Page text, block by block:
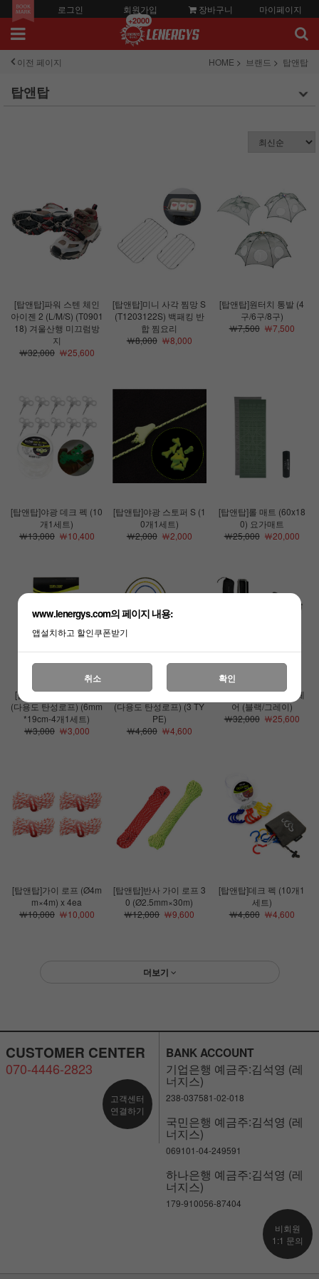
로그인 회원가입
+2000
장바구니 마이페이지
이전 페이지 HOME 브랜드 탑앤탑
탑앤탑
[탑앤탑]파워 스텐 체인
아이젠 2 (L/M/S) (T0901
18) 겨울산행 미끄럼방
지
￦32,000￦25,600
[탑앤탑]미니 사각 찜망 S
(T1203122S) 백패킹 반
합 찜요리
￦8,000￦8,000
[탑앤탑]원터치 통발 (4
구/6구/8구)
￦7,500￦7,500
[탑앤탑]야광 데크 펙 (10
개1세트)
￦13,000￦10,400
[탑앤탑]야광 스토퍼 S (1
0개1세트)
￦2,000￦2,000
[탑앤탑]롤 매트 (60x18
0) 요가매트
￦25,000￦20,000
[탑앤탑]스트래치 코드
(다용도 탄성로프) (6mm
*19cm-4개1세트)
￦3,000￦3,000
[탑앤탑]스트래치 코드
(다용도 탄성로프) (3 TY
PE)
￦4,600￦4,600
[탑앤탑]원터치 폴딩 체
어 (블랙/그레이)
￦32,000￦25,600
[탑앤탑]가이 로프 (Ø4m
m×4m) x 4ea
￦10,000￦10,000
[탑앤탑]반사 가이 로프 3
0 (Ø2.5mm×30m)
￦12,000 ￦9,600
[탑앤탑]데크 펙 (10개1
세트)
￦4,600￦4,600
더보기
CUSTOMER CENTER
070-4446-2823
고객센터
연결하기
BANK ACCOUNT
기업은행 예금주:김석영 (레
너지스)
238-037581-02-018
국민은행 예금주:김석영 (레
너지스)
069101-04-249591
하나은행 예금주:김석영 (레
너지스)
179-910056-87404
비회원
1:1 문의
www.lenergys.com의 페이지 내용:
앱설치하고 할인쿠폰받기
취소 확인